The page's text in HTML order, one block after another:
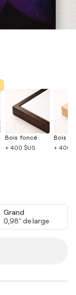
Bois foncé
+ 400 $US
Bois
+ 400
Grand
0,98" de large